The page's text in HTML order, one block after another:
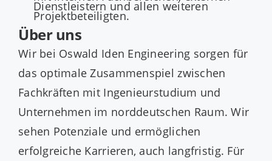
Dienstleistern und allen weiteren
Projektbeteiligten.
Über uns
Wir bei Oswald Iden Engineering sorgen für
das optimale Zusammenspiel zwischen
Fachkräften mit Ingenieurstudium und
Unternehmen im norddeutschen Raum. Wir
sehen Potenziale und ermöglichen
erfolgreiche Karrieren, auch langfristig. Für